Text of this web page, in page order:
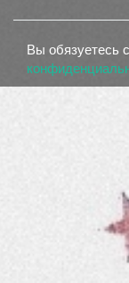
Вы обязуетесь